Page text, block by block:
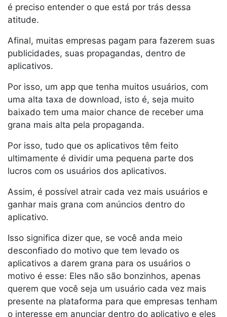
é preciso entender o que está por trás dessa
atitude.
Afinal, muitas empresas pagam para fazerem suas
publicidades, suas propagandas, dentro de
aplicativos.
Por isso, um app que tenha muitos usuários, com
uma alta taxa de download, isto é, seja muito
baixado tem uma maior chance de receber uma
grana mais alta pela propaganda.
Por isso, tudo que os aplicativos têm feito
ultimamente é dividir uma pequena parte dos
lucros com os usuários dos aplicativos.
Assim, é possível atrair cada vez mais usuários e
ganhar mais grana com anúncios dentro do
aplicativo.
Isso significa dizer que, se você anda meio
desconfiado do motivo que tem levado os
aplicativos a darem grana para os usuários o
motivo é esse: Eles não são bonzinhos, apenas
querem que você seja um usuário cada vez mais
presente na plataforma para que empresas tenham
o interesse em anunciar dentro do aplicativo e eles